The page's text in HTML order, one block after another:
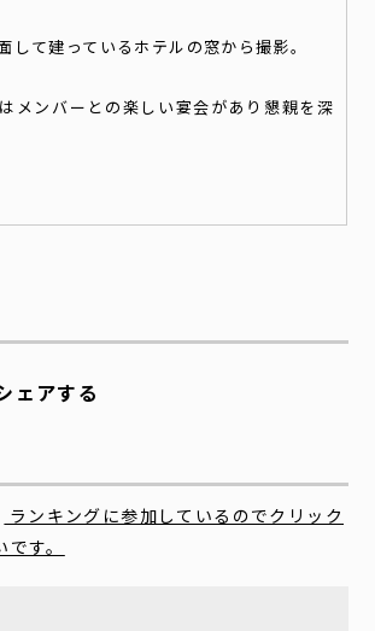
して建っているホテルの窓から撮影。
メンバーとの楽しい宴会があり懇親を深
ェアする
ランキングに参加しているのでクリック
す。